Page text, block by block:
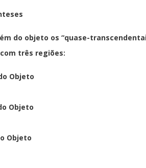
do objeto os “quase-
três regiões:
Objeto
Objeto
Objeto